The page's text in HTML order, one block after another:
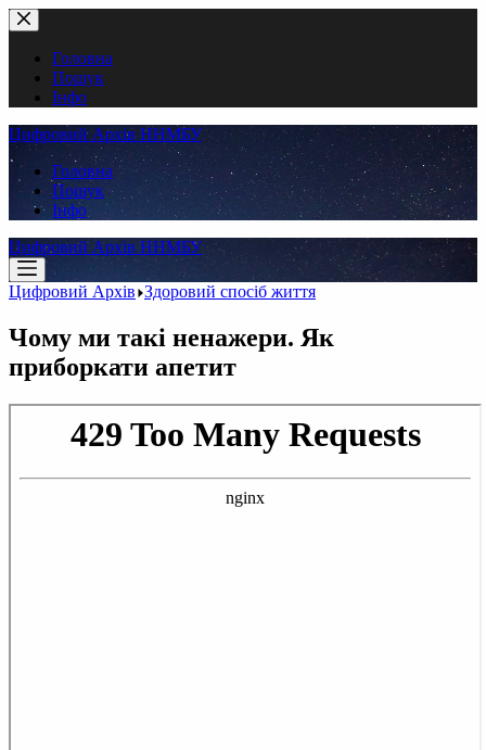
Перейти
до
вмістуГоловна
Пошук
Інфо
Цифровий Архів ННМБУ
Головна
Пошук
Інфо
Цифровий Архів ННМБУ
Цифровий Архів Здоровий спосіб життя
Чому ми такі ненажери. Як
приборкати апетит